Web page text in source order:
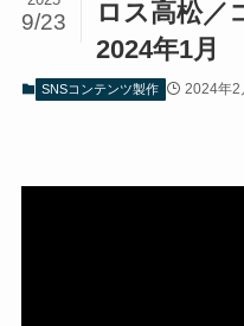
ロス高松
2024年1月
9/23
SNSコンテンツ製作 2024年2